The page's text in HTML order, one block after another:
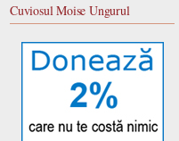
Cuviosul Moise Ungurul